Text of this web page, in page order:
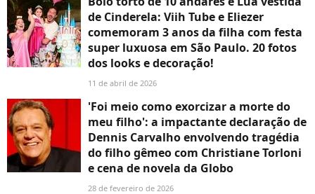
de Cinderela: Viih Tube e Eliezer
comemoram 3 anos da filha com festa
super luxuosa em São Paulo. 20 fotos
dos looks e decoração!
11 de abril de 2026
'Foi meio como exorcizar a morte do
meu filho': a impactante declaração de
Dennis Carvalho envolvendo tragédia
do filho gêmeo com Christiane Torloni
e cena de novela da Globo
28 de fevereiro de 2026